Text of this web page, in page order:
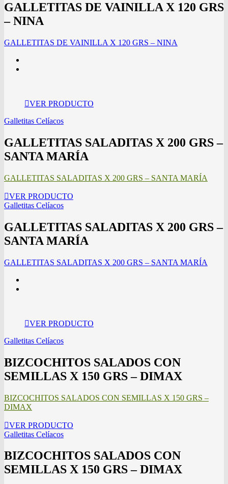
GALLETITAS DE VAINILLA X 120 GRS
– NINA
GALLETITAS DE VAINILLA X 120 GRS – NINA
VER PRODUCTO
Galletitas Celíacos
GALLETITAS SALADITAS X 200 GRS –
SANTA MARÍA
GALLETITAS SALADITAS X 200 GRS – SANTA MARÍA
VER PRODUCTO
Galletitas Celíacos
GALLETITAS SALADITAS X 200 GRS –
SANTA MARÍA
GALLETITAS SALADITAS X 200 GRS – SANTA MARÍA
VER PRODUCTO
Galletitas Celíacos
BIZCOCHITOS SALADOS CON
SEMILLAS X 150 GRS – DIMAX
BIZCOCHITOS SALADOS CON SEMILLAS X 150 GRS –
DIMAX
VER PRODUCTO
Galletitas Celíacos
BIZCOCHITOS SALADOS CON
SEMILLAS X 150 GRS – DIMAX